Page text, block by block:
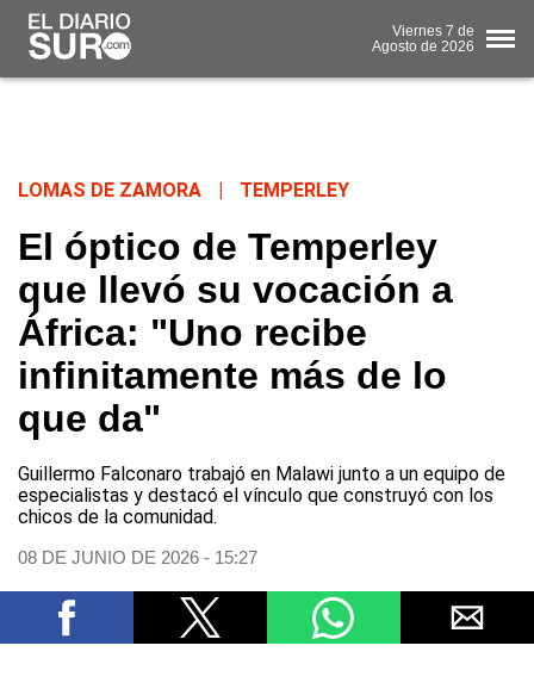
Viernes 7 de
Agosto de 2026
LOMAS DE ZAMORA TEMPERLEY
El óptico de Temperley
que llevó su vocación a
África: "Uno recibe
infinitamente más de lo
que da"
Guillermo Falconaro trabajó en Malawi junto a un equipo de
especialistas y destacó el vínculo que construyó con los
chicos de la comunidad.
08 DE JUNIO DE 2026 - 15:27